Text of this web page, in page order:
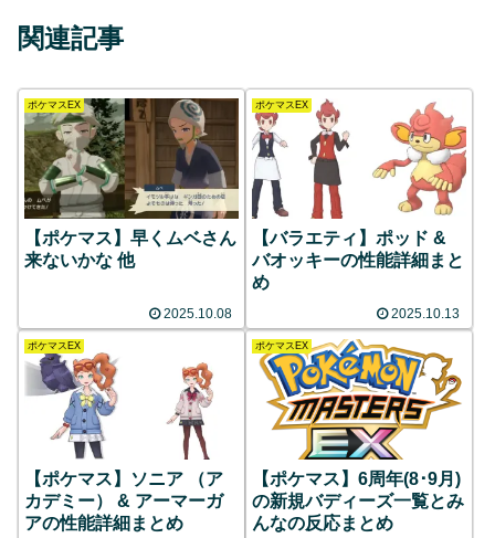
関連記事
ポケマスEX
【ポケマス】早くムベさん
来ないかな 他
2025.10.08
ポケマスEX
【バラエティ】ポッド &
バオッキーの性能詳細まと
め
2025.10.13
ポケマスEX
【ポケマス】ソニア （ア
カデミー） & アーマーガ
アの性能詳細まとめ
ポケマスEX
【ポケマス】6周年(8･9月)
の新規バディーズ一覧とみ
んなの反応まとめ